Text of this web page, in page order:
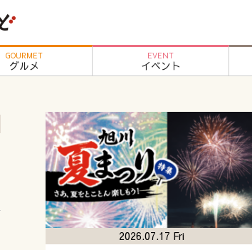
GOURMET
グルメ
EVENT
イベント
2026.07.17 Fri